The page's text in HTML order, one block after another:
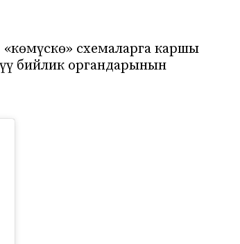
схемаларга каршы
бийлик органдарынын